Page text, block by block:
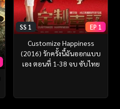
SS 1 EP 1
Customize Happiness
(2016) รักครั้งนี้ฉันออกแบบ
เอง ตอนที่ 1-38 จบ ซับไทย